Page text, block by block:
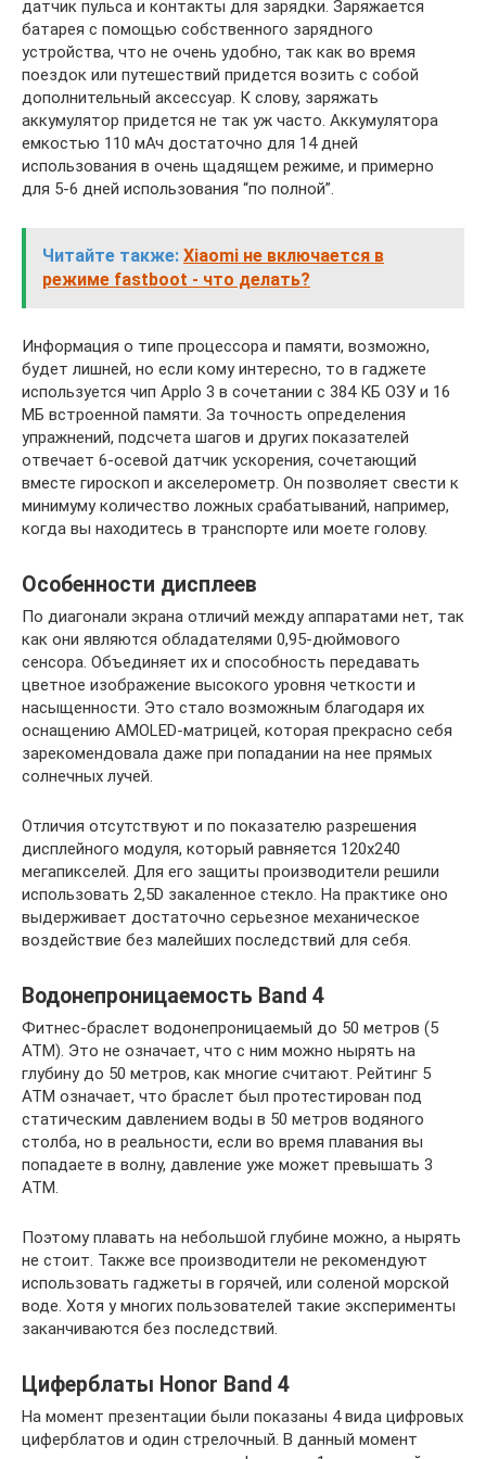
датчик пульса и контакты для зарядки. Заряжается
батарея с помощью собственного зарядного
устройства, что не очень удобно, так как во время
поездок или путешествий придется возить с собой
дополнительный аксессуар. К слову, заряжать
аккумулятор придется не так уж часто. Аккумулятора
емкостью 110 мАч достаточно для 14 дней
использования в очень щадящем режиме, и примерно
для 5-6 дней использования “по полной”.
Читайте также: Xiaomi не включается в
режиме fastboot - что делать?
Информация о типе процессора и памяти, возможно,
будет лишней, но если кому интересно, то в гаджете
используется чип Applo 3 в сочетании с 384 КБ ОЗУ и 16
МБ встроенной памяти. За точность определения
упражнений, подсчета шагов и других показателей
отвечает 6-осевой датчик ускорения, сочетающий
вместе гироскоп и акселерометр. Он позволяет свести к
минимуму количество ложных срабатываний, например,
когда вы находитесь в транспорте или моете голову.
Особенности дисплеев
По диагонали экрана отличий между аппаратами нет, так
как они являются обладателями 0,95-дюймового
сенсора. Объединяет их и способность передавать
цветное изображение высокого уровня четкости и
насыщенности. Это стало возможным благодаря их
оснащению AMOLED-матрицей, которая прекрасно себя
зарекомендовала даже при попадании на нее прямых
солнечных лучей.
Отличия отсутствуют и по показателю разрешения
дисплейного модуля, который равняется 120х240
мегапикселей. Для его защиты производители решили
использовать 2,5D закаленное стекло. На практике оно
выдерживает достаточно серьезное механическое
воздействие без малейших последствий для себя.
Водонепроницаемость Band 4
Фитнес-браслет водонепроницаемый до 50 метров (5
АТМ). Это не означает, что с ним можно нырять на
глубину до 50 метров, как многие считают. Рейтинг 5
АТМ означает, что браслет был протестирован под
статическим давлением воды в 50 метров водяного
столба, но в реальности, если во время плавания вы
попадаете в волну, давление уже может превышать 3
АТМ.
Поэтому плавать на небольшой глубине можно, а нырять
не стоит. Также все производители не рекомендуют
использовать гаджеты в горячей, или соленой морской
воде. Хотя у многих пользователей такие эксперименты
заканчиваются без последствий.
Циферблаты Honor Band 4
На момент презентации были показаны 4 вида цифровых
циферблатов и один стрелочный. В данный момент